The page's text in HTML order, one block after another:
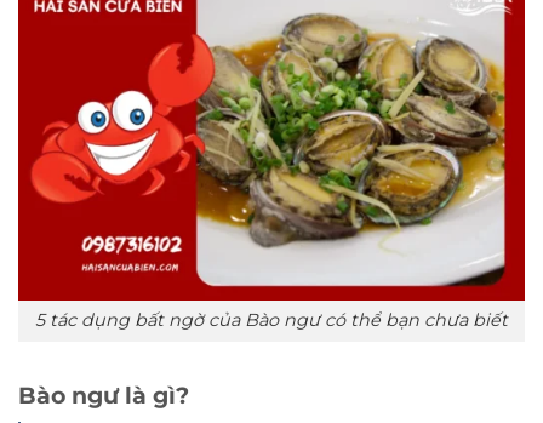
5 tác dụng bất ngờ của Bào ngư có thể bạn chưa biết
Bào ngư là gì?